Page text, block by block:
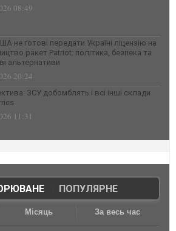
08:49
не готові передати Україні ліцензію на
ракет Patriot: політика, безпека та
альтернативи
20:24
ЗСУ добомблять і всі інші склади
11:31
| ПОПУЛЯРНЕ
Місяць За весь час